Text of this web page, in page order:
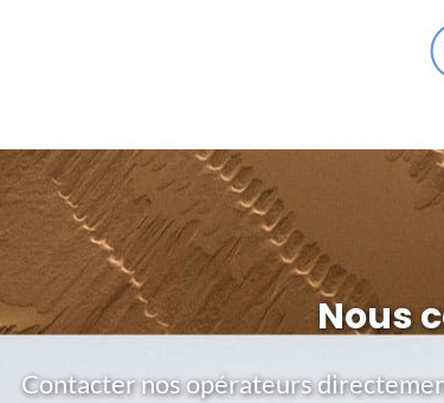
Nous
Contacter nos opérateurs